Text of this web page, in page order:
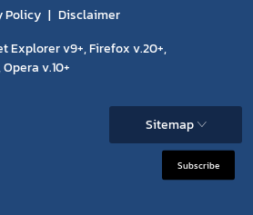
Policy
Disclaimer
Explorer v9+, Firefox v.20+,
v.10+
Sitemap
Subscribe